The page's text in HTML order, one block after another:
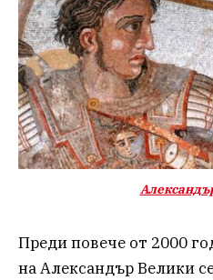
Преди повече от 2000
на Александър Велики